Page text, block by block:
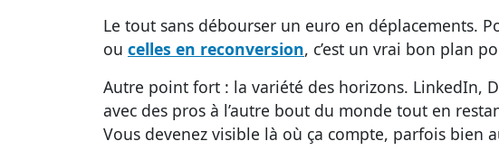
Le tout sans débourser un euro en déplacements.
ou celles en reconversion, c’est un vrai bon plan
Autre point fort : la variété des horizons. LinkedIn,
avec des pros à l’autre bout du monde tout en
Vous devenez visible là où ça compte, parfois bien